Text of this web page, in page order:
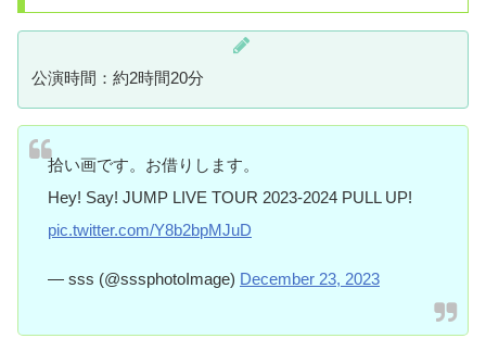
公演時間：約2時間20分
拾い画です。お借りします。
Hey! Say! JUMP LIVE TOUR 2023-2024 PULL UP!
pic.twitter.com/Y8b2bpMJuD
— sss (@sssphotoImage) December 23, 2023